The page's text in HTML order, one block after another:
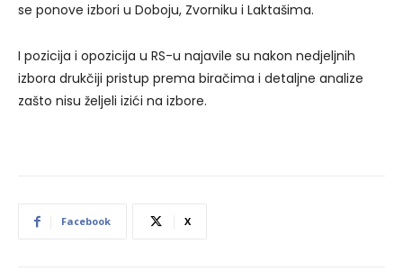
se ponove izbori u Doboju, Zvorniku i Laktašima.
I pozicija i opozicija u RS-u najavile su nakon nedjeljnih
izbora drukčiji pristup prema biračima i detaljne analize
zašto nisu željeli izići na izbore.
Facebook X